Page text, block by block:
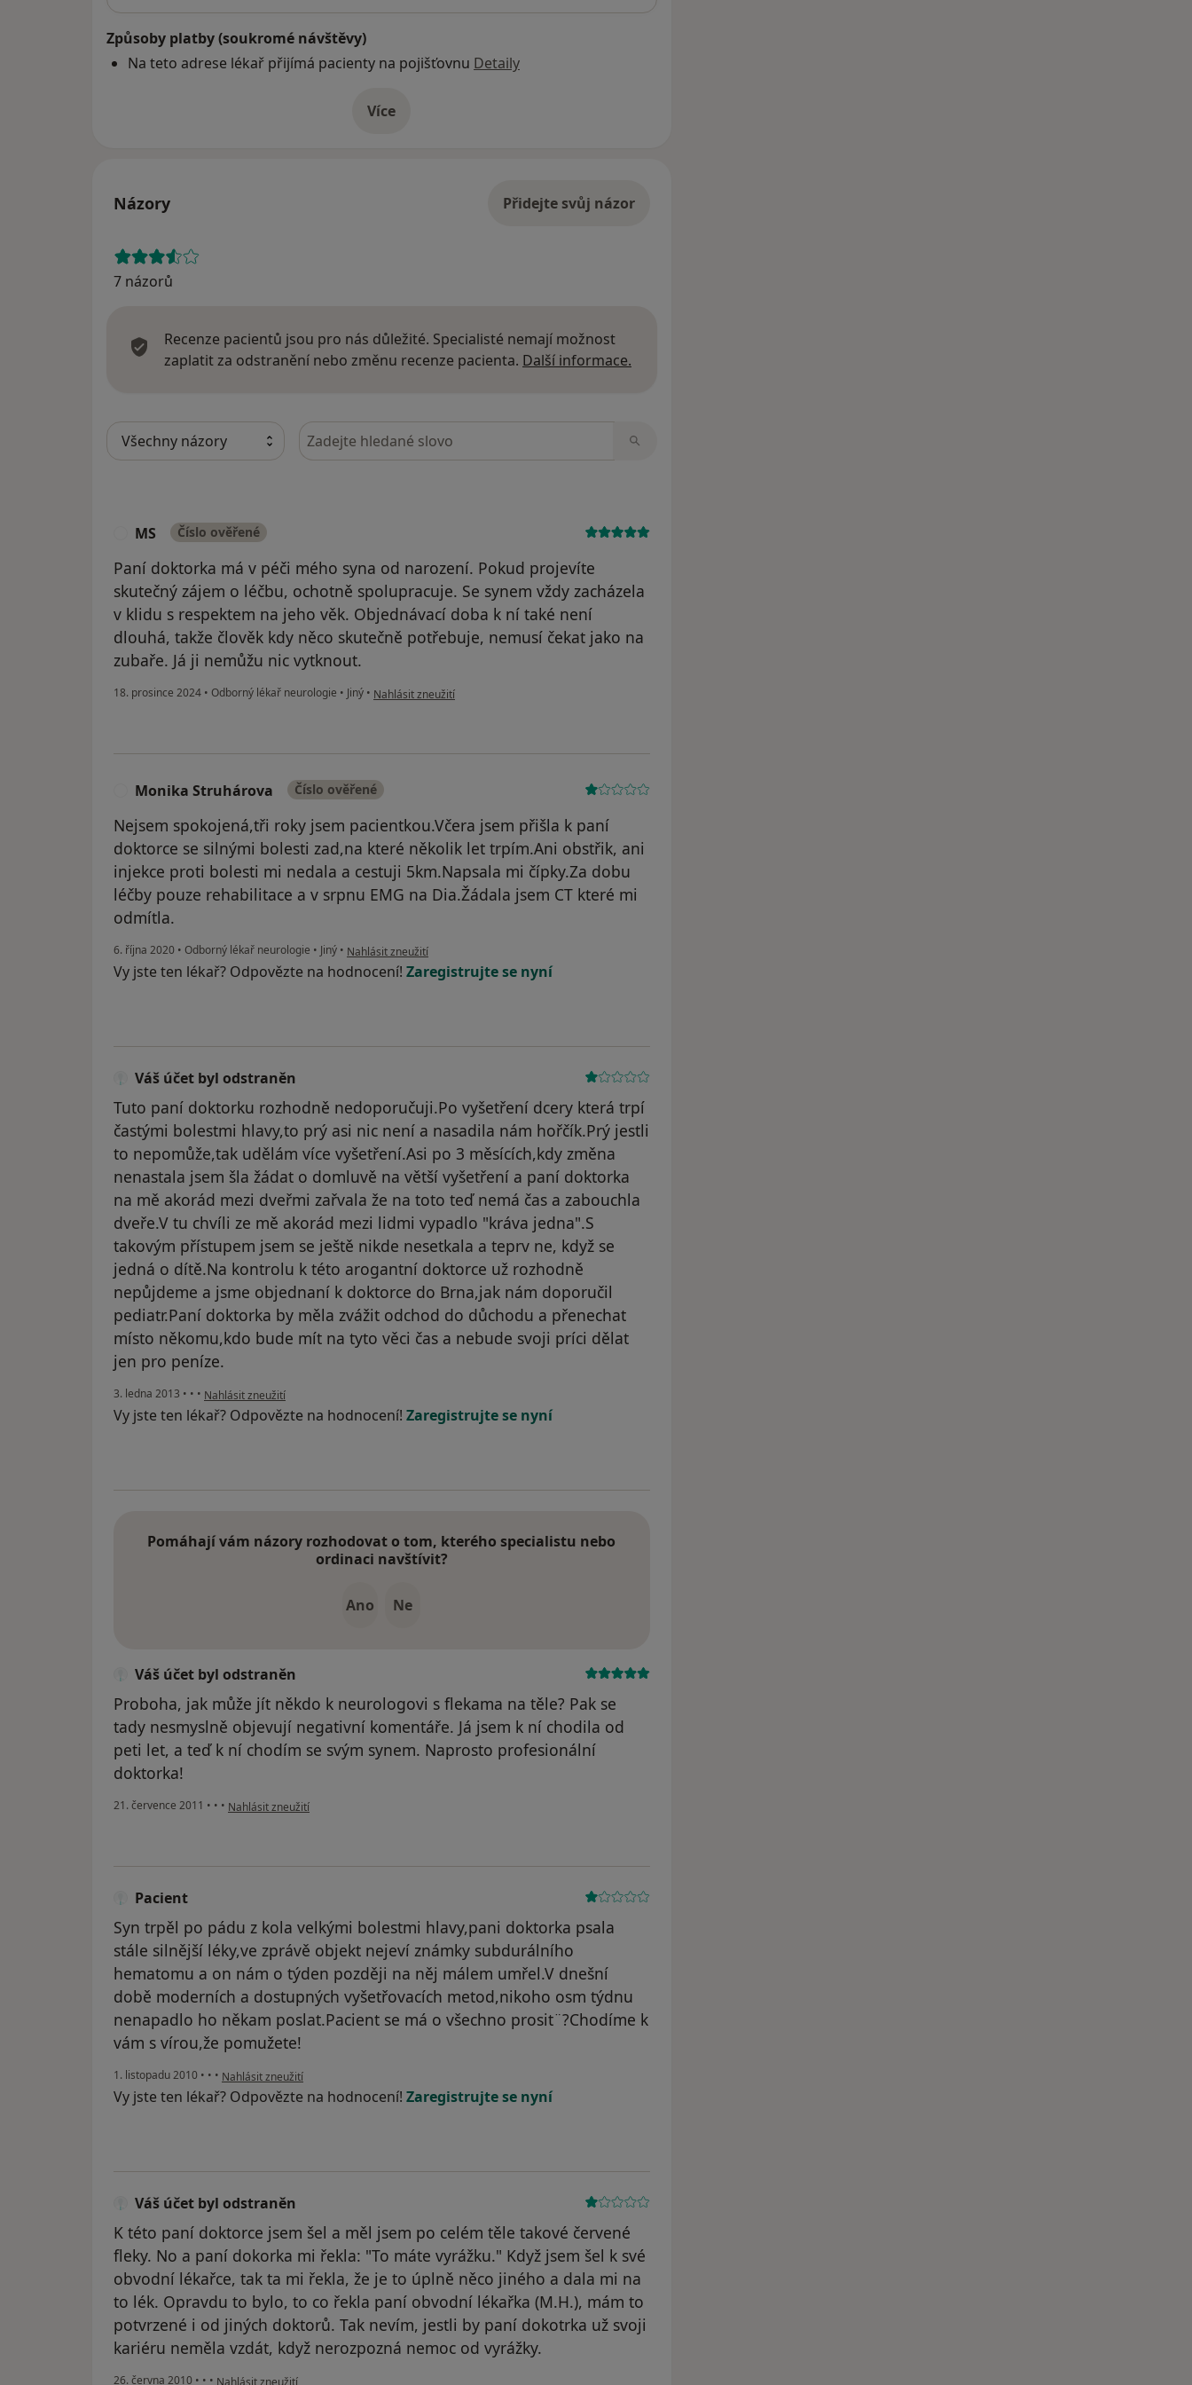
Způsoby platby (soukromé návštěvy)
Na teto adrese lékař přijímá pacienty na pojišťovnu Detaily
Víceo adrese
Názory Přidejte svůj názor
7 názorů
Recenze pacientů jsou pro nás důležité. Specialisté nemají možnost
zaplatit za odstranění nebo změnu recenze pacienta. Další informace.
Hledejte v názorech
MS Číslo ověřené
Paní doktorka má v péči mého syna od narození. Pokud projevíte
skutečný zájem o léčbu, ochotně spolupracuje. Se synem vždy zacházela
v klidu s respektem na jeho věk. Objednávací doba k ní také není
dlouhá, takže člověk kdy něco skutečně potřebuje, nemusí čekat jako na
zubaře. Já ji nemůžu nic vytknout.
18. prosince 2024 • Odborný lékař neurologie • Jiný • podle názoru uživatele MS
Nahlásit zneužití
Monika Struhárova Číslo ověřené
Nejsem spokojená,tři roky jsem pacientkou.Včera jsem přišla k paní
doktorce se silnými bolesti zad,na které několik let trpím.Ani obstřik, ani
injekce proti bolesti mi nedala a cestuji 5km.Napsala mi čípky.Za dobu
léčby pouze rehabilitace a v srpnu EMG na Dia.Žádala jsem CT které mi
odmítla.
6. října 2020 • Odborný lékař neurologie • Jiný • podle názoru uživatele Monika Struhárova
Nahlásit zneužití
Vy jste ten lékař? Odpovězte na hodnocení! Zaregistrujte se nyní
Váš účet byl odstraněn
Tuto paní doktorku rozhodně nedoporučuji.Po vyšetření dcery která trpí
častými bolestmi hlavy,to prý asi nic není a nasadila nám hořčík.Prý jestli
to nepomůže,tak udělám více vyšetření.Asi po 3 měsících,kdy změna
nenastala jsem šla žádat o domluvě na větší vyšetření a paní doktorka
na mě akorád mezi dveřmi zařvala že na toto teď nemá čas a zabouchla
dveře.V tu chvíli ze mě akorád mezi lidmi vypadlo "kráva jedna".S
takovým přístupem jsem se ještě nikde nesetkala a teprv ne, když se
jedná o dítě.Na kontrolu k této arogantní doktorce už rozhodně
nepůjdeme a jsme objednaní k doktorce do Brna,jak nám doporučil
pediatr.Paní doktorka by měla zvážit odchod do důchodu a přenechat
místo někomu,kdo bude mít na tyto věci čas a nebude svoji príci dělat
jen pro peníze.
3. ledna 2013 • • • podle názoru uživatele Váš účet byl odstraněn
Nahlásit zneužití
Vy jste ten lékař? Odpovězte na hodnocení! Zaregistrujte se nyní
Pomáhají vám názory rozhodovat o tom, kterého specialistu nebo
ordinaci navštívit?
Ano Ne
Váš účet byl odstraněn
Proboha, jak může jít někdo k neurologovi s flekama na těle? Pak se
tady nesmyslně objevují negativní komentáře. Já jsem k ní chodila od
peti let, a teď k ní chodím se svým synem. Naprosto profesionální
doktorka!
21. července 2011 • • • podle názoru uživatele Váš účet byl odstraněn
Nahlásit zneužití
Pacient
Syn trpěl po pádu z kola velkými bolestmi hlavy,pani doktorka psala
stále silnější léky,ve zprávě objekt nejeví známky subdurálního
hematomu a on nám o týden později na něj málem umřel.V dnešní
době moderních a dostupných vyšetřovacích metod,nikoho osm týdnu
nenapadlo ho někam poslat.Pacient se má o všechno prosit¨?Chodíme k
vám s vírou,že pomužete!
1. listopadu 2010 • • • podle názoru uživatele Pacient
Nahlásit zneužití
Vy jste ten lékař? Odpovězte na hodnocení! Zaregistrujte se nyní
Váš účet byl odstraněn
K této paní doktorce jsem šel a měl jsem po celém těle takové červené
fleky. No a paní dokorka mi řekla: "To máte vyrážku." Když jsem šel k své
obvodní lékařce, tak ta mi řekla, že je to úplně něco jiného a dala mi na
to lék. Opravdu to bylo, to co řekla paní obvodní lékařka (M.H.), mám to
potvrzené i od jiných doktorů. Tak nevím, jestli by paní dokotrka už svoji
kariéru neměla vzdát, když nerozpozná nemoc od vyrážky.
26. června 2010 • • • podle názoru uživatele Váš účet byl odstraněn